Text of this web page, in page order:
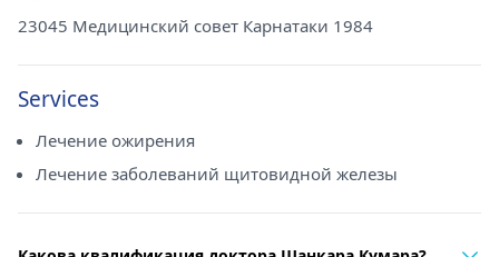
23045 Медицинский совет Карнатаки 1984
Services
Лечение ожирения
Лечение заболеваний щитовидной железы